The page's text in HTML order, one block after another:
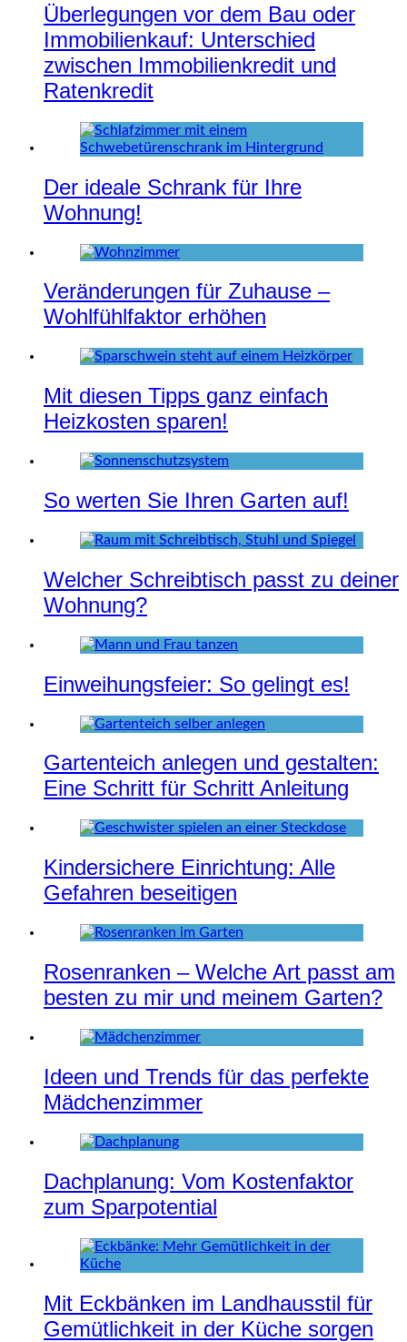
Überlegungen vor dem Bau oder
Immobilienkauf: Unterschied
zwischen Immobilienkredit und
Ratenkredit
Der ideale Schrank für Ihre
Wohnung!
Veränderungen für Zuhause –
Wohlfühlfaktor erhöhen
Mit diesen Tipps ganz einfach
Heizkosten sparen!
So werten Sie Ihren Garten auf!
Welcher Schreibtisch passt zu deiner
Wohnung?
Einweihungsfeier: So gelingt es!
Gartenteich anlegen und gestalten:
Eine Schritt für Schritt Anleitung
Kindersichere Einrichtung: Alle
Gefahren beseitigen
Rosenranken – Welche Art passt am
besten zu mir und meinem Garten?
Ideen und Trends für das perfekte
Mädchenzimmer
Dachplanung: Vom Kostenfaktor
zum Sparpotential
Mit Eckbänken im Landhausstil für
Gemütlichkeit in der Küche sorgen